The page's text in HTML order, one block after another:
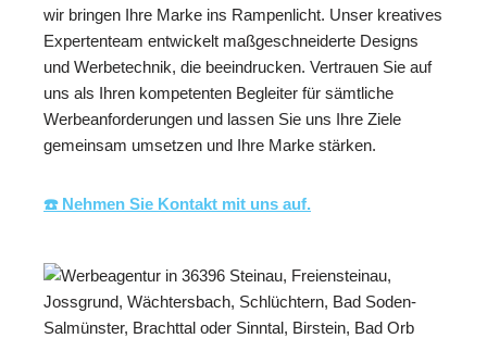
wir bringen Ihre Marke ins Rampenlicht. Unser kreatives
Expertenteam entwickelt maßgeschneiderte Designs
und Werbetechnik, die beeindrucken. Vertrauen Sie auf
uns als Ihren kompetenten Begleiter für sämtliche
Werbeanforderungen und lassen Sie uns Ihre Ziele
gemeinsam umsetzen und Ihre Marke stärken.
☎️ Nehmen Sie Kontakt mit uns auf.